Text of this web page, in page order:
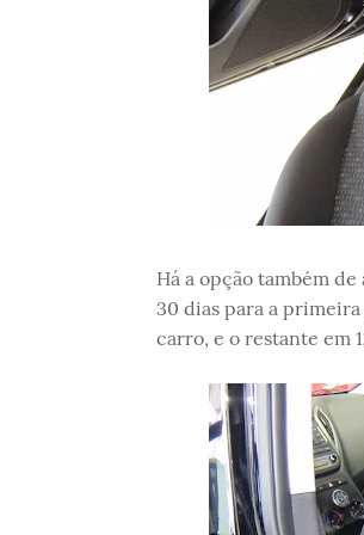
Há a opção também
30 dias para a
carro, e o restante em